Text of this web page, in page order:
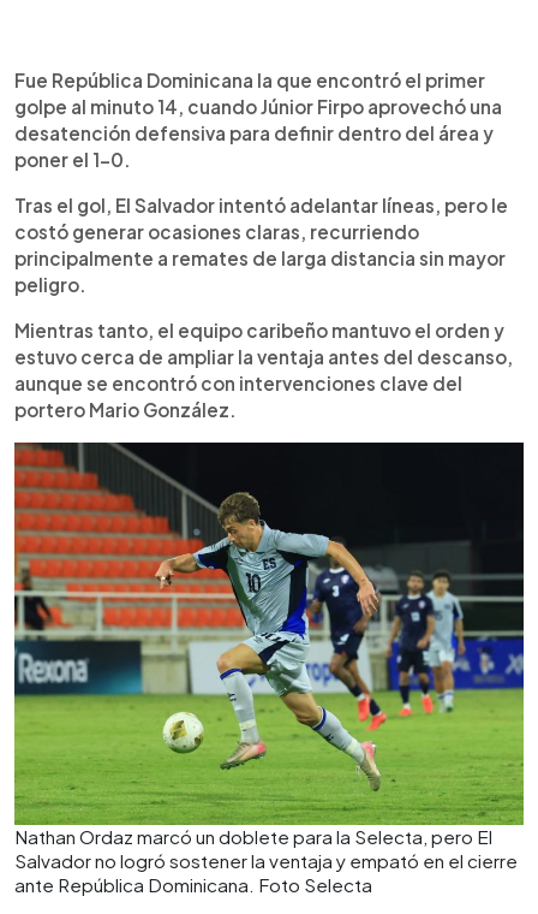
Fue República Dominicana la que encontró el primer
golpe al minuto 14, cuando Júnior Firpo aprovechó una
desatención defensiva para definir dentro del área y
poner el 1-0.
Tras el gol, El Salvador intentó adelantar líneas, pero le
costó generar ocasiones claras, recurriendo
principalmente a remates de larga distancia sin mayor
peligro.
Mientras tanto, el equipo caribeño mantuvo el orden y
estuvo cerca de ampliar la ventaja antes del descanso,
aunque se encontró con intervenciones clave del
portero Mario González.
Nathan Ordaz marcó un doblete para la Selecta, pero El
Salvador no logró sostener la ventaja y empató en el cierre
ante República Dominicana. Foto Selecta